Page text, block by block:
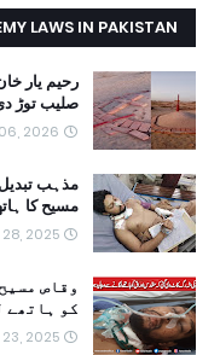
LAWS IN PAKISTAN
رحیم یار
صلیب توڑ
2026
مذہب
مسیح کا
2025
وقاص
کو ہاتھے
2025